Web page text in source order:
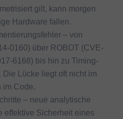
gilt, kann morgen
Hardware fallen.
– von
0160) über ROBOT (CVE-
6168) bis hin zu Timing-
Lücke liegt oft nicht im
im Code.
– neue analytische
effektive Sicherheit eines